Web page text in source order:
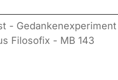
- Gedankenexperiment
Filosofix - MB 143